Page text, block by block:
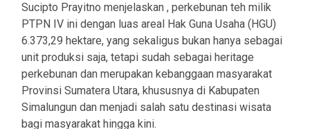
Sucipto Prayitno menjelaskan , perkebunan teh milik
PTPN IV ini dengan luas areal Hak Guna Usaha (HGU)
6.373,29 hektare, yang sekaligus bukan hanya sebagai
unit produksi saja, tetapi sudah sebagai heritage
perkebunan dan merupakan kebanggaan masyarakat
Provinsi Sumatera Utara, khususnya di Kabupaten
Simalungun dan menjadi salah satu destinasi wisata
bagi masyarakat hingga kini.